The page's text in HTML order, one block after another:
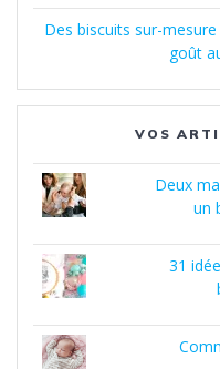
Des biscuits sur-
goût
VOS
Deux
un
31